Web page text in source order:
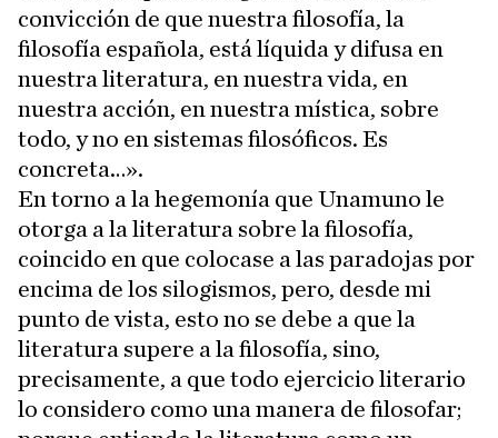
convicción de que nuestra filosofía, la
filosofía española, está líquida y difusa en
nuestra literatura, en nuestra vida, en
nuestra acción, en nuestra mística, sobre
todo, y no en sistemas filosóficos. Es
concreta…».
En torno a la hegemonía que Unamuno le
otorga a la literatura sobre la filosofía,
coincido en que colocase a las paradojas por
encima de los silogismos, pero, desde mi
punto de vista, esto no se debe a que la
literatura supere a la filosofía, sino,
precisamente, a que todo ejercicio literario
lo considero como una manera de filosofar;